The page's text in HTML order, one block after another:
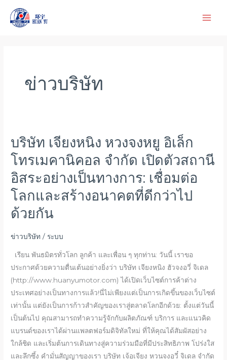
ข่าวบริษัท
บริษัท เจียงหนิง หวงจงหยู อิเล็ก
โทรเมคานิคอล จำกัด เปิดตัวสถานี
อิสระอย่างเป็นทางการ: เชื่อมต่อ
โลกและสร้างอนาคตที่ดีกว่าไป
ด้วยกัน
ข่าวบริษัท /ระบบ
เรียน พันธมิตรทั่วโลก ลูกค้า และเพื่อน ๆ ทุกท่าน: วันนี้ เราขอ
ประกาศด้วยความตื่นเต้นอย่างยิ่งว่า บริษัท เจียงหนิง ฮัวจงอวี่ จิเดล
(http://www.huanyumotor.com) ได้เปิดเว็บไซต์การค้าต่าง
ประเทศอย่างเป็นทางการแล้ว!นี่ไม่เพียงแต่เป็นการเกิดขึ้นของเว็บไซต์
เท่านั้น แต่ยังเป็นการก้าวสำคัญของเราสู่ตลาดโลกอีกด้วย: ตั้งแต่วันนี้
เป็นต้นไป คุณสามารถทำความรู้จักกับผลิตภัณฑ์ บริการ และแนวคิด
แบรนด์ของเราได้ผ่านแพลตฟอร์มดิจิทัลใหม่ ที่ให้คุณได้สัมผัสอย่าง
ใกล้ชิด และเริ่มต้นการเดินทางสู่ความร่วมมือที่มีประสิทธิภาพ โปร่งใส
และลึกซึ้ง คำมั่นสัญญาของเรา บริษัท เจ้อเจียง หวนจงอวี๋ จิเดล จำกัด
บริษัท
เจียง
หนิง
หวง
จง
หยู
อิ
โทร
เม
คา
นิ
คอล
จำกัด
เปิด
ตัว
สถานี
อิสระ